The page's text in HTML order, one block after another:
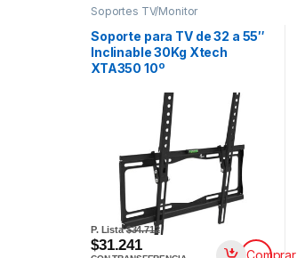
Soportes TV/Monitor
Soporte para TV de 32 a 55″
Inclinable 30Kg Xtech
XTA350 10º
P. Lista$34.712
$31.241